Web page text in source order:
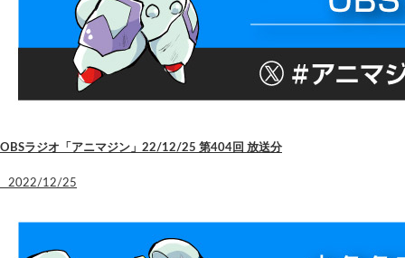
OBSラジオ「アニマジン」22/12/25 第404回 放送分
2022/12/25